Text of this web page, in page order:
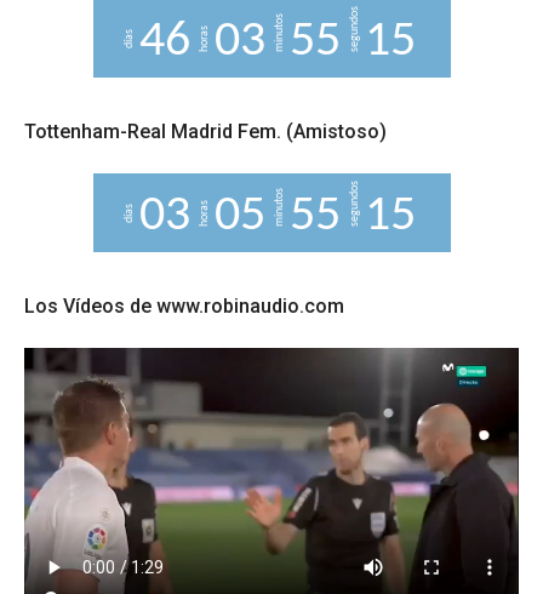
días 46 horas 03 minutos 55 segundos 14
5
Tottenham-Real Madrid Fem. (Amistoso)
días 03 horas 05 minutos 55 segundos 14
5
Los Vídeos de www.robinaudio.com